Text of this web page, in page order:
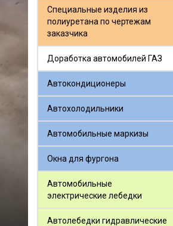
Специальные изделия из
полиуретана по чертежам
заказчика
Доработка автомобилей ГАЗ
Автокондиционеры
Автохолодильники
Автомобильные маркизы
Окна для фургона
Автомобильные
электрические лебедки
Автолебедки гидравлические